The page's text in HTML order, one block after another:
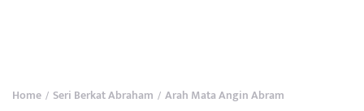
Home / Seri Berkat Abraham / Arah Mata Angin Abram